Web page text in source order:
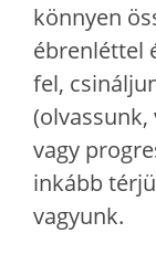
könnyen
ébrenléttel
fel,
(olvassunk,
vagy
inkább
vagyunk.